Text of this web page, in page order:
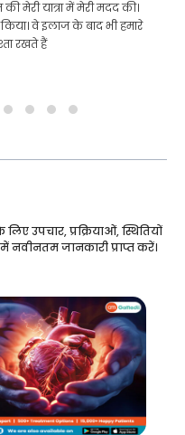
मेरी यात्रा में मेरी मदद की।
वे इलाज के बाद भी हमारे
रखते हैं
उपचार, प्रक्रियाओं, स्थितियों
जानकारी प्राप्त करें।